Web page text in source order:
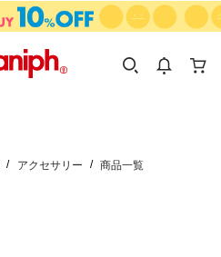
KIDS
アクセサリー 商品一覧